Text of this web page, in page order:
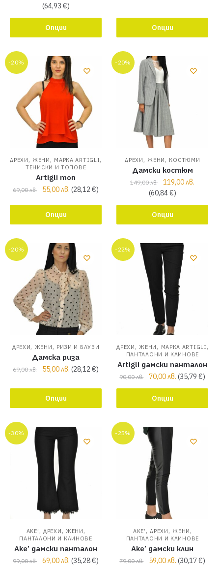
(64,93 €)
Опции Опции
-20%
ДРЕХИ , ЖЕНИ , МАРКА ARTIGLI,
ТЕНИСКИ И ТОПОВЕ
Artigli топ
69,00лв. 55,00лв. (28,12€)
Опции
-20%
ДРЕХИ , ЖЕНИ , КОСТЮМИ
Дамски костюм
149,00лв. 119,00лв.
(60,84€)
Опции
-20%
ДРЕХИ, ЖЕНИ , РИЗИ И БЛУЗИ
Дамска риза
69,00лв. 55,00лв. (28,12€)
Опции
-22%
ДРЕХИ , ЖЕНИ , МАРКА ARTIGLI ,
ПАНТАЛОНИ И КЛИНОВЕ
Artigli дамски панталон
90,00лв. 70,00лв. (35,79€)
Опции
-30%
AKE’ , ДРЕХИ , ЖЕНИ ,
ПАНТАЛОНИ И КЛИНОВЕ
Ake’ дамски панталон
99,00лв. 69,00лв. (35,28€)
-25%
AKE’ , ДРЕХИ , ЖЕНИ ,
ПАНТАЛОНИ И КЛИНОВЕ
Ake’ дамски клин
79,00лв. 59,00лв. (30,17€)